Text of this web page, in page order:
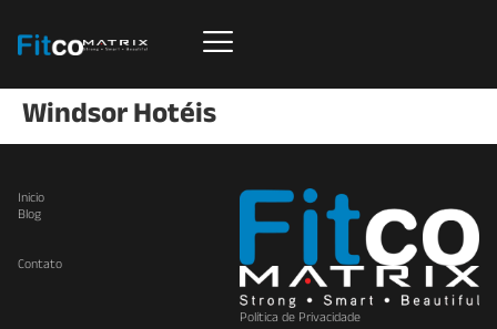
Windsor Hotéis
Inicio
Blog
Contato
Política de Privacidade